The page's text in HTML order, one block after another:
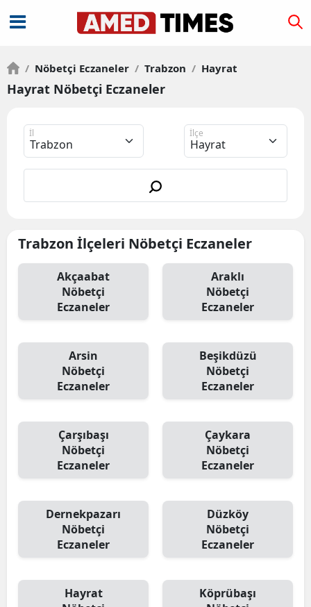
/ Nöbetçi Eczaneler / Trabzon / Hayrat
Hayrat Nöbetçi Eczaneler
İl İlçe
Trabzon İlçeleri Nöbetçi Eczaneler
Akçaabat
Nöbetçi
Eczaneler
Araklı
Nöbetçi
Eczaneler
Arsin
Nöbetçi
Eczaneler
Beşikdüzü
Nöbetçi
Eczaneler
Çarşıbaşı
Nöbetçi
Eczaneler
Çaykara
Nöbetçi
Eczaneler
Dernekpazarı
Nöbetçi
Eczaneler
Düzköy
Nöbetçi
Eczaneler
Hayrat
Köprübaşı